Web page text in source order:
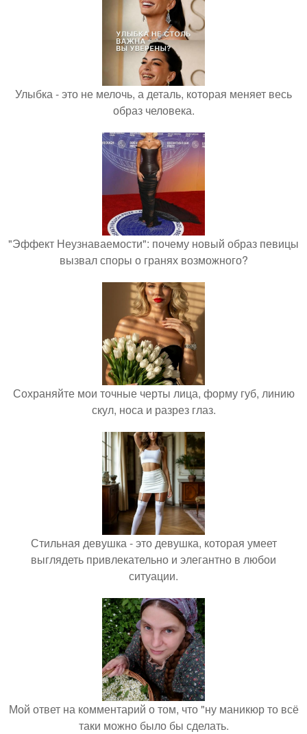
Улыбка - это не мелочь, а деталь, которая меняет весь
образ человека.
"Эффект Неузнаваемости": почему новый образ певицы
вызвал споры о гранях возможного?
Сохраняйте мои точные черты лица, форму губ, линию
скул, носа и разрез глаз.
Стильная девушка - это девушка, которая умеет
выглядеть привлекательно и элегантно в любои
ситуации.
Мой ответ на комментарий о том, что "ну маникюр то всё
таки можно было бы сделать.